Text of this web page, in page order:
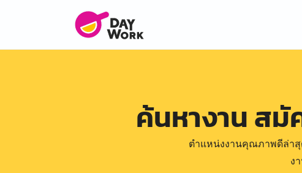
ค้นหางาน สมั
ตำแหน่งงานคุณภาพดีล่า
ง